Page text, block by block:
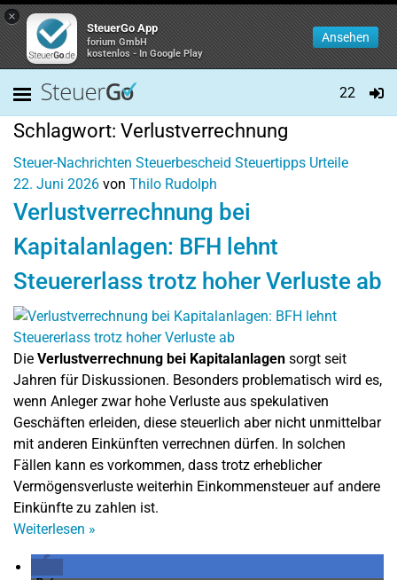
×
SteuerGo App
forium GmbH
kostenlos - In Google Play
Ansehen
22
Schlagwort: Verlustverrechnung
Steuer-Nachrichten Steuerbescheid Steuertipps Urteile
22. Juni 2026 von Thilo Rudolph
Verlustverrechnung bei
Kapitalanlagen: BFH lehnt
Steuererlass trotz hoher Verluste ab
Die Verlustverrechnung bei Kapitalanlagen sorgt seit
Jahren für Diskussionen. Besonders problematisch wird es,
wenn Anleger zwar hohe Verluste aus spekulativen
Geschäften erleiden, diese steuerlich aber nicht unmittelbar
mit anderen Einkünften verrechnen dürfen. In solchen
Fällen kann es vorkommen, dass trotz erheblicher
Vermögensverluste weiterhin Einkommensteuer auf andere
Einkünfte zu zahlen ist.
Weiterlesen »